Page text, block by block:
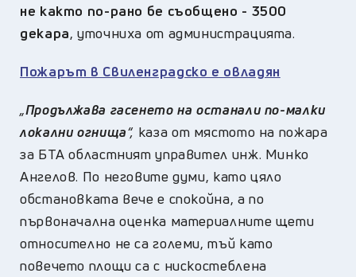
не както по-рано бе съобщено - 3500
декара, уточниха от администрацията.
Пожарът в Свиленградско е овладян
„Продължава гасенето на останали по-малки
локални огнища“, каза от мястото на пожара
за БТА областният управител инж. Минко
Ангелов. По неговите думи, като цяло
обстановката вече е спокойна, а по
първоначална оценка материалните щети
относително не са големи, тъй като
повечето площи са с нискостеблена